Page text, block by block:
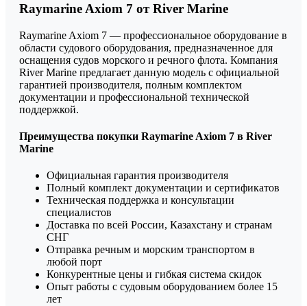
Raymarine Axiom 7 от River Marine
Raymarine Axiom 7 — профессиональное оборудование в
области судового оборудования, предназначенное для
оснащения судов морского и речного флота. Компания
River Marine предлагает данную модель с официальной
гарантией производителя, полным комплектом
документации и профессиональной технической
поддержкой.
Преимущества покупки Raymarine Axiom 7 в River
Marine
Официальная гарантия производителя
Полный комплект документации и сертификатов
Техническая поддержка и консультации
специалистов
Доставка по всей России, Казахстану и странам
СНГ
Отправка речным и морским транспортом в
любой порт
Конкурентные цены и гибкая система скидок
Опыт работы с судовым оборудованием более 15
лет